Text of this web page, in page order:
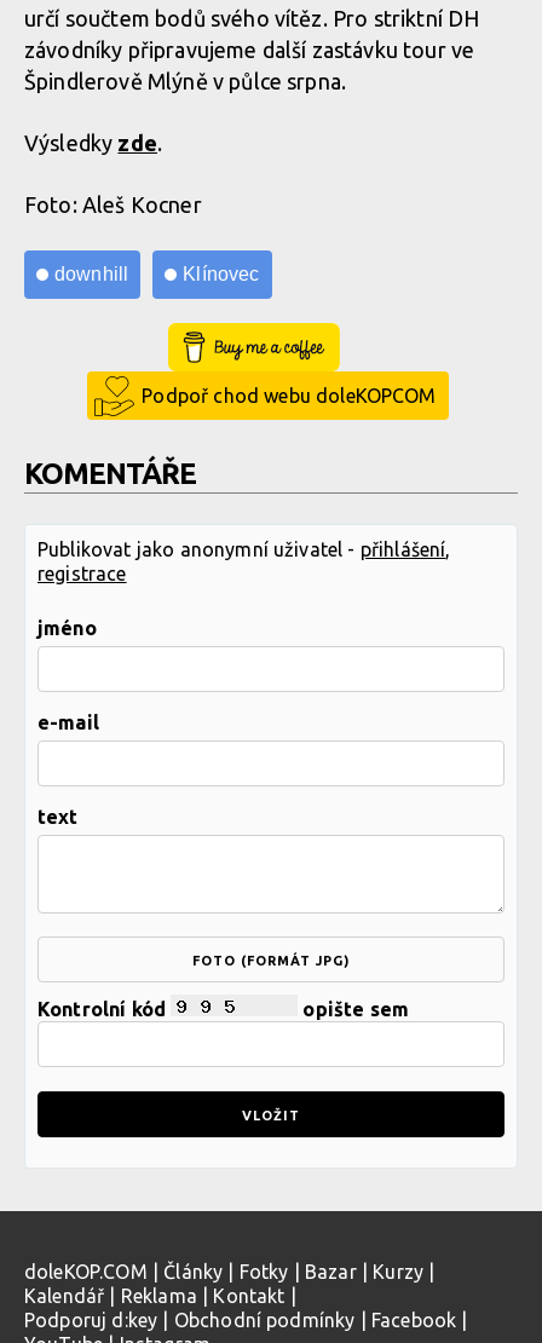
určí součtem bodů svého vítěz. Pro striktní DH
závodníky připravujeme další zastávku tour ve
Špindlerově Mlýně v půlce srpna.
Výsledky zde.
Foto: Aleš Kocner
downhill Klínovec
Buy Me a Coffee
Podpoř chod webu doleKOPCOM
KOMENTÁŘE
Publikovat jako anonymní uživatel - přihlášení,
registrace
jméno
e-mail
text
FOTO (FORMÁT JPG)
Kontrolní kód opište sem
doleKOP.COM Články Fotky Bazar| Kurzy
Kalendář
Reklama Kontakt
Podporuj d:key
Obchodní podmínky Facebook